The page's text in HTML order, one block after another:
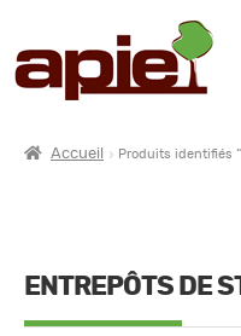
Accueil Produits identifiés
ENTREPÔTS DE